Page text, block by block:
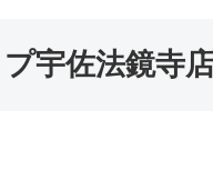
宇佐法鏡寺